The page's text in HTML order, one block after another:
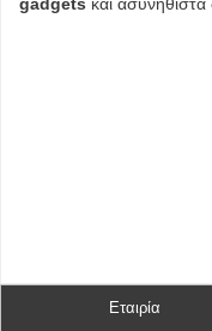
Εταιρία